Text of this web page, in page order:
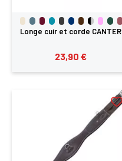
Longe cuir et corde CANTER
23,90 €